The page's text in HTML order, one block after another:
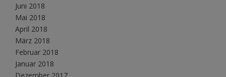
Juni 2018
Mai 2018
April 2018
März 2018
Februar 2018
Januar 2018